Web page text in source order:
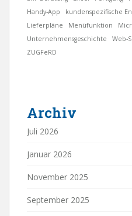
Handy-App
kundenspezifische
Lieferpläne
Menüfunktion
Unternehmensgeschichte
Web-
ZUGFeRD
Archiv
Juli 2026
Januar 2026
November 2025
September 2025